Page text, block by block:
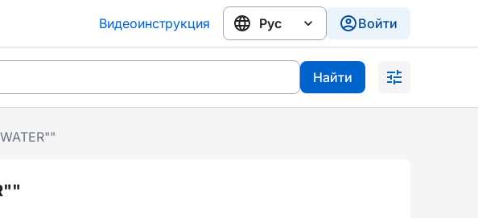
Видеоинструкция Войти
Найти